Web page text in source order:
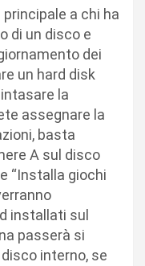
a chi ha
di un disco e
dei
un hard disk
la
assegnare la
basta
A sul disco
“Installa giochi
installati sul
passerà si
interno, se